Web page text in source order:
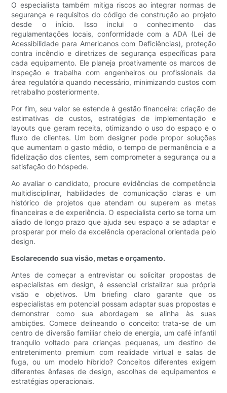
O especialista também mitiga riscos ao integrar normas de
segurança e requisitos do código de construção ao projeto
desde o início. Isso inclui o conhecimento das
regulamentações locais, conformidade com a ADA (Lei de
Acessibilidade para Americanos com Deficiências), proteção
contra incêndio e diretrizes de segurança específicas para
cada equipamento. Ele planeja proativamente os marcos de
inspeção e trabalha com engenheiros ou profissionais da
área regulatória quando necessário, minimizando custos com
retrabalho posteriormente.
Por fim, seu valor se estende à gestão financeira: criação de
estimativas de custos, estratégias de implementação e
layouts que geram receita, otimizando o uso do espaço e o
fluxo de clientes. Um bom designer pode propor soluções
que aumentam o gasto médio, o tempo de permanência e a
fidelização dos clientes, sem comprometer a segurança ou a
satisfação do hóspede.
Ao avaliar o candidato, procure evidências de competência
multidisciplinar, habilidades de comunicação claras e um
histórico de projetos que atendam ou superem as metas
financeiras e de experiência. O especialista certo se torna um
aliado de longo prazo que ajuda seu espaço a se adaptar e
prosperar por meio da excelência operacional orientada pelo
design.
Esclarecendo sua visão, metas e orçamento.
Antes de começar a entrevistar ou solicitar propostas de
especialistas em design, é essencial cristalizar sua própria
visão e objetivos. Um briefing claro garante que os
especialistas em potencial possam adaptar suas propostas e
demonstrar como sua abordagem se alinha às suas
ambições. Comece delineando o conceito: trata-se de um
centro de diversão familiar cheio de energia, um café infantil
tranquilo voltado para crianças pequenas, um destino de
entretenimento premium com realidade virtual e salas de
fuga, ou um modelo híbrido? Conceitos diferentes exigem
diferentes ênfases de design, escolhas de equipamentos e
estratégias operacionais.